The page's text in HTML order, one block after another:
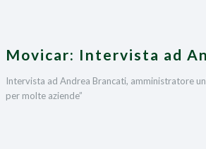
Movicar: Intervista ad
Intervista ad Andrea Brancati, amministratore
per molte aziende”